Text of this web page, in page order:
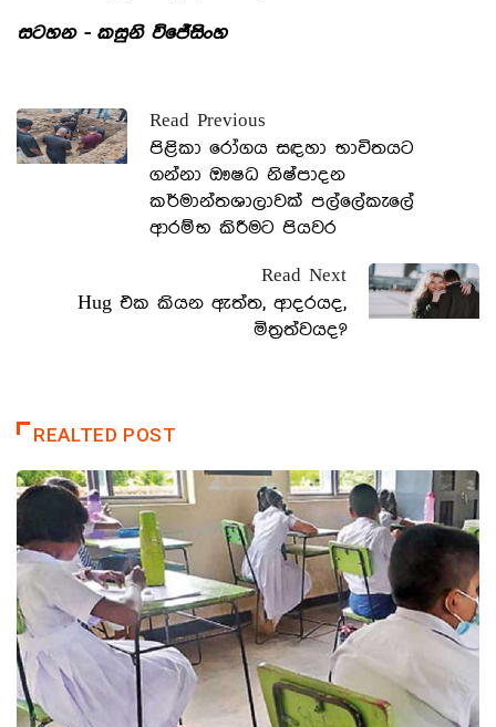
සටහන - කසුනි විජේසිංහ
Read Previous
පිළිකා රෝගය සඳහා භාවිතයට
ගන්නා ඖෂධ නිෂ්පාදන
කර්මාන්තශාලාවක් පල්ලේකැලේ
ආරම්භ කිරීමට පියවර
Read Next
Hug එක කියන ඇත්ත, ආදරයද,
මිත්‍රත්වයද?
REALTED POST